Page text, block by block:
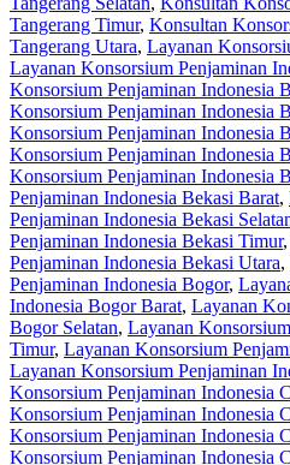
Tangerang Timur, Konsultan
Tangerang Utara, Layanan
Layanan Konsorsium Penjaminan
Konsorsium Penjaminan Indonesia
Konsorsium Penjaminan Indonesia
Konsorsium Penjaminan Indonesia
Konsorsium Penjaminan Indonesia
Konsorsium Penjaminan Indonesia
Penjaminan Indonesia Bekasi Barat,
Penjaminan Indonesia Bekasi
Penjaminan Indonesia Bekasi Timur,
Penjaminan Indonesia Bekasi Utara,
Penjaminan Indonesia Bogor,
Indonesia Bogor Barat, Layanan
Bogor Selatan, Layanan
Timur, Layanan Konsorsium
Layanan Konsorsium Penjaminan
Konsorsium Penjaminan Indonesia
Konsorsium Penjaminan Indonesia
Konsorsium Penjaminan Indonesia
Konsorsium Penjaminan Indonesia